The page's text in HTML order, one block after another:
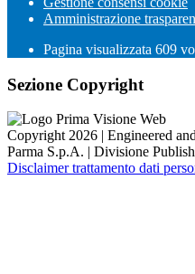
Amministrazione
Pagina visualizzata 609
Sezione Copyright
Copyright 2026 | Engineered
Parma S.p.A. | Divisione
Disclaimer trattamento dati